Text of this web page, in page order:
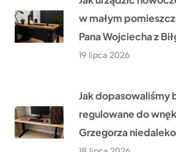
w małym
Pana Wojciecha z
19 lipca 2026
Jak dopasowaliśmy
regulowane do
Grzegorza